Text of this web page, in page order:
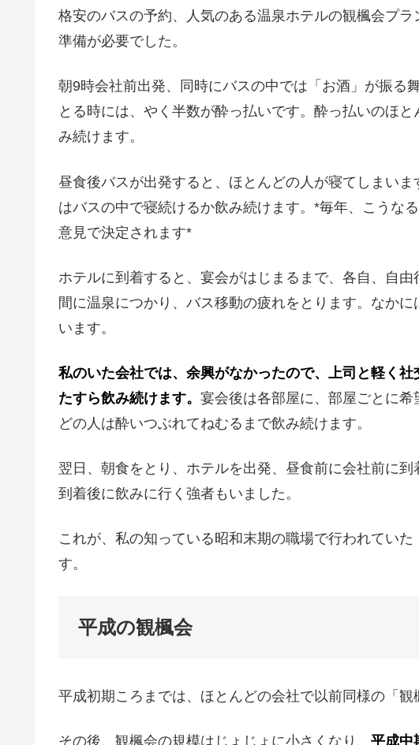
格安のバスの予約、人気のある温泉ホテルの観楓会プ
準備が必要でした。
朝9時会社前出発、同時にバスの中では「お酒」が振る
とる時には、やく半数が酔っ払いです。酔っ払いのほ
み続けます。
昼食後バスが出発すると、ほとんどの人が寝てしまい
はバスの中で寝続けるか飲み続けます。*毎年、こうな
意見で決定されます*
ホテルに到着すると、宴会がはじまるまで、各自、自
間に温泉につかり、バス移動の疲れをとります。なか
います。
私のいた会社では、余興がなかったので、上司と軽く
たすら飲み続けます。 宴会後は各部屋に、部屋ごとに
どの人は酔いつぶれてねむるまで飲み続けます。
翌日、朝食をとり、ホテルを出発、昼食前に会社前に
到着後に飲みに行く強者もいました。
これが、私の知っている昭和末期の職場で行われてい
す。
平成の観楓会
平成初期ころまでは、ほとんどの会社で以前同様の「観
その後、観楓会の規模はじょじょに小さくなり、 平成中